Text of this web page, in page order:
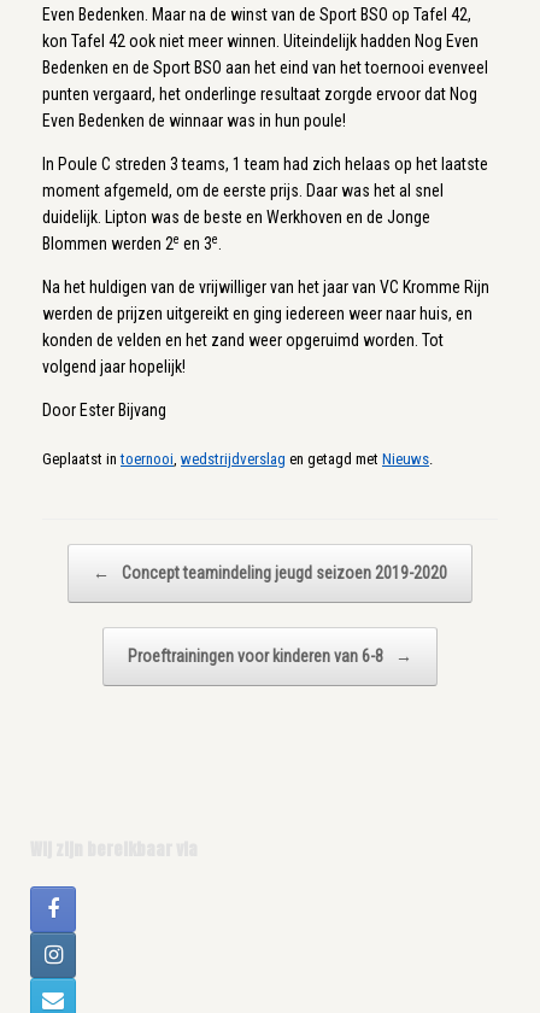
Even Bedenken. Maar na de winst van de Sport BSO op Tafel 42,
kon Tafel 42 ook niet meer winnen. Uiteindelijk hadden Nog Even
Bedenken en de Sport BSO aan het eind van het toernooi evenveel
punten vergaard, het onderlinge resultaat zorgde ervoor dat Nog
Even Bedenken de winnaar was in hun poule!
In Poule C streden 3 teams, 1 team had zich helaas op het laatste
moment afgemeld, om de eerste prijs. Daar was het al snel
duidelijk. Lipton was de beste en Werkhoven en de Jonge
Blommen werden 2e en 3e.
Na het huldigen van de vrijwilliger van het jaar van VC Kromme Rijn
werden de prijzen uitgereikt en ging iedereen weer naar huis, en
konden de velden en het zand weer opgeruimd worden. Tot
volgend jaar hopelijk!
Door Ester Bijvang
Geplaatst intoernooi wedstrijdverslag en getagd met Nieuws
← Concept teamindeling jeugd seizoen 2019-2020
Proeftrainingen voor kinderen van 6-8 →